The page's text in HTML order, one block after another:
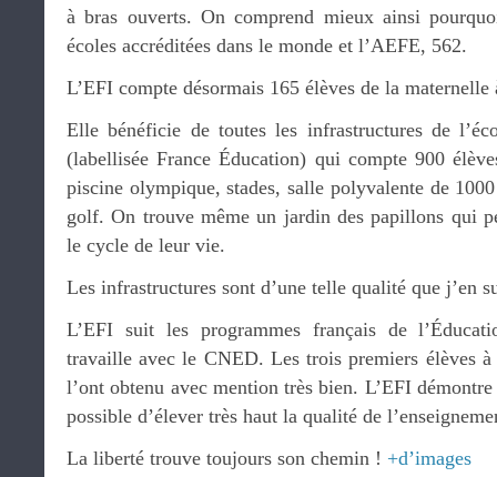
à bras ouverts. On comprend mieux ainsi
écoles accréditées dans le monde et l’AEFE, 562.
L’EFI compte désormais 165 élèves de la maternelle
Elle bénéficie de toutes les infrastructures de
(labellisée France Éducation) qui compte 900
piscine olympique, stades, salle polyvalente de
golf. On trouve même un jardin des papillons qui
le cycle de leur vie.
Les infrastructures sont d’une telle qualité que j’en
L’EFI suit les programmes français de
travaille avec le CNED. Les trois premiers élèves à
l’ont obtenu avec mention très bien. L’EFI
possible d’élever très haut la qualité de
La liberté trouve toujours son chemin ! +d’images